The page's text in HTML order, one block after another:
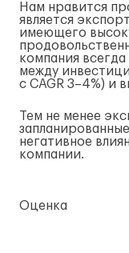
Нам нравится
является
имеющего
компания
между
с CAGR 3–4%) и
Тем не менее
негативное
компании.
Оценка